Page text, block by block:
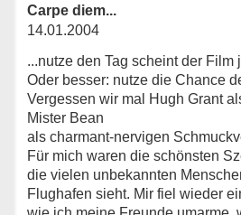
Carpe diem...
14.01.2004
...nutze den Tag scheint der Film
Oder besser: nutze die Chance
Vergessen wir mal Hugh Grant
Mister Bean
als charmant-nervigen
Für mich waren die schönsten
die vielen unbekannten
Flughafen sieht. Mir fiel wieder